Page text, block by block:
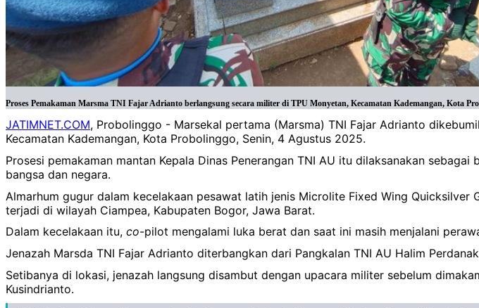
Proses Pemakaman Marsma TNI Fajar Adrianto berlangsung secara militer di TPU Monyetan, Kecamatan Kademangan, Kota
JATIMNET.COM, Probolinggo - Marsekal pertama (Marsma) TNI Fajar Adrianto
Kecamatan Kademangan, Kota Probolinggo, Senin, 4 Agustus 2025.
Prosesi pemakaman mantan Kepala Dinas Penerangan TNI AU itu dilaksanakan
bangsa dan negara.
Almarhum gugur dalam kecelakaan pesawat latih jenis Microlite Fixed Wing
terjadi di wilayah Ciampea, Kabupaten Bogor, Jawa Barat.
Dalam kecelakaan itu, co-pilot mengalami luka berat dan saat ini masih menjalani
Jenazah Marsda TNI Fajar Adrianto diterbangkan dari Pangkalan TNI AU Halim
Setibanya di lokasi, jenazah langsung disambut dengan upacara militer sebelum
Kusindrianto.